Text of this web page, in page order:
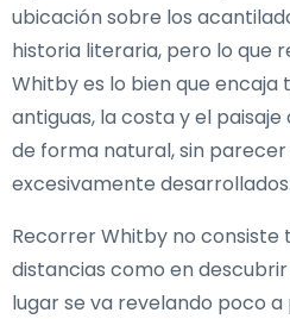
ubicación sobre los
historia literaria, pero lo que
Whitby es lo bien que encaja
antiguas, la costa y el
de forma natural, sin
excesivamente desarrollados.
Recorrer Whitby no
distancias como en
lugar se va revelando poco